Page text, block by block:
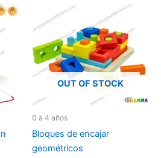
OUT OF STOCK
0 a 4 años
Bloques de encajar
geométricos